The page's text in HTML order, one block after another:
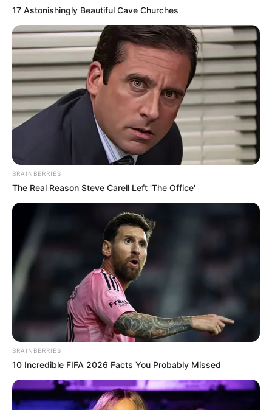
17 Astonishingly Beautiful Cave Churches
BRAINBERRIES
The Real Reason Steve Carell Left 'The Office'
BRAINBERRIES
10 Incredible FIFA 2026 Facts You Probably Missed